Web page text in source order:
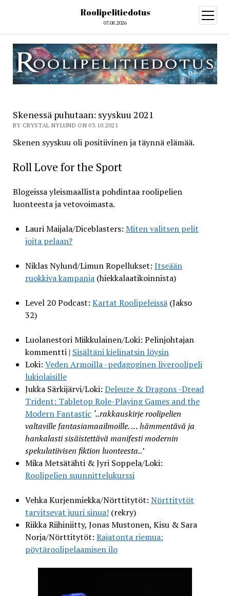
Roolipelitiedotus
07.08.2026
open
menu
Skenessä puhutaan: syyskuu 2021
BY CRYSTAL NYLUND ON 03.10.2021
Skenen syyskuu oli positiivinen ja täynnä elämää.
Roll Love for the Sport
Blogeissa yleismaallista pohdintaa roolipelien
luonteesta ja vetovoimasta.
Lauri Maijala/Diceblasters: Miten valitsen pelit
joita pelaan?
Niklas Nylund/Limun Ropellukset: Itseään
ruokkiva kampanja(hiekkalaatikoinnista)
Level 20 Podcast: Kartat Roolipeleissä(Jakso
32)
Luolanestori Miikkulainen/Loki: Pelinjohtajan
kommentti | Sisältäni kielinatsin löysin
Loki: Veden Armoilla -pedagoginen liveroolipeli
lukiolaisille
Jukka Särkijärvi/Loki: Deleuze & Dragons -Dread
Trident: Tabletop Role-Playing Games and the
Modern Fantastic ‘..rakkauskirje roolipelien
valtaville fantasiamaailmoille. … hämmentävä ja
hankalasti sisäistettävä manifesti modernin
spekulatiivisen fiktion luonteesta..’
Mika Metsätähti & Jyri Soppela/Loki:
Roolipelien suunnittelukurssi
Vehka Kurjenmiekka/Nörttitytöt: Nörttitytöt
tarvitsevat juuri sinua! (rekry)
Riikka Riihiniitty, Jonas Mustonen, Kisu & Sara
Norja/Nörttitytöt: Rajatonta riemua:
pöytäroolipelaamisen ilo